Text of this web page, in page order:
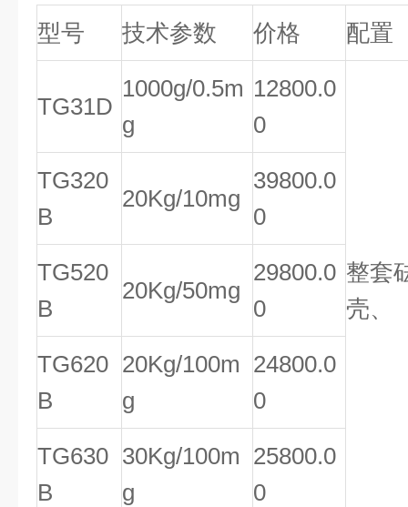
型号 技术参数 价格 配置
TG31D
1000g/0.5m
g
12800.0
0
整套
壳、
TG320
B
20Kg/10mg
39800.0
0
TG520
B
20Kg/50mg
29800.0
0
TG620
B
20Kg/100m
g
24800.0
0
TG630
B
30Kg/100m
g
25800.0
0